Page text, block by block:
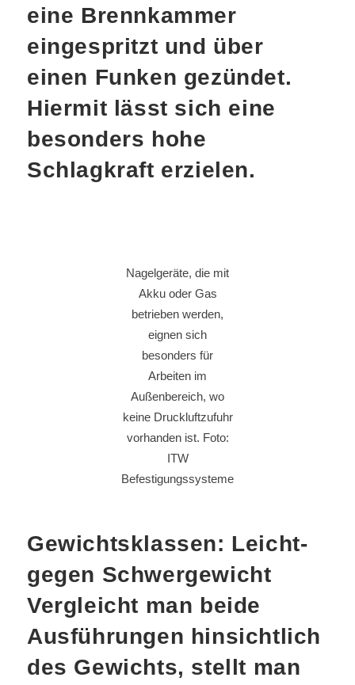
eine Brennkammer
eingespritzt und über
einen Funken gezündet.
Hiermit lässt sich eine
besonders hohe
Schlagkraft erzielen.
Nagelgeräte, die mit
Akku oder Gas
betrieben werden,
eignen sich
besonders für
Arbeiten im
Außenbereich, wo
keine Druckluftzufuhr
vorhanden ist. Foto:
ITW
Befestigungssysteme
Gewichtsklassen: Leicht-
gegen Schwergewicht
Vergleicht man beide
Ausführungen hinsichtlich
des Gewichts, stellt man